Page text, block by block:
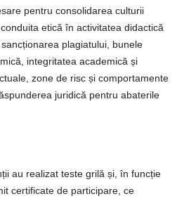
pentru consolidarea culturii
etică în activitatea didactică
plagiatului, bunele
integritatea academică și
zone de risc și comportamente
juridică pentru abaterile
au realizat teste grilă și, în funcție
certificate de participare, ce